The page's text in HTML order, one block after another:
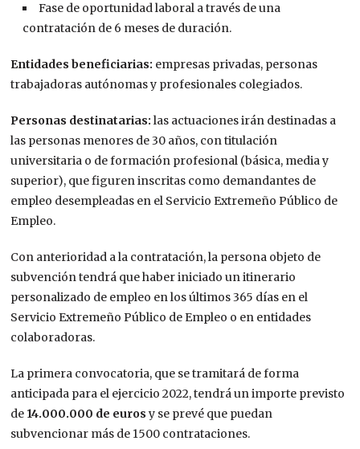
Fase de oportunidad laboral a través de una
contratación de 6 meses de duración.
Entidades beneficiarias: empresas privadas, personas
trabajadoras autónomas y profesionales colegiados.
Personas destinatarias: las actuaciones irán destinadas a
las personas menores de 30 años, con titulación
universitaria o de formación profesional (básica, media y
superior), que figuren inscritas como demandantes de
empleo desempleadas en el Servicio Extremeño Público de
Empleo.
Con anterioridad a la contratación, la persona objeto de
subvención tendrá que haber iniciado un itinerario
personalizado de empleo en los últimos 365 días en el
Servicio Extremeño Público de Empleo o en entidades
colaboradoras.
La primera convocatoria, que se tramitará de forma
anticipada para el ejercicio 2022, tendrá un importe previsto
de 14.000.000 de eurosy se prevé que puedan
subvencionar más de 1500 contrataciones.